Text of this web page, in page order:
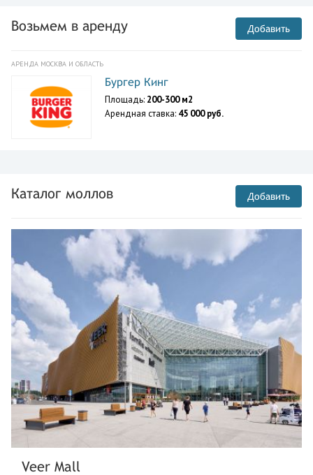
Возьмем в аренду Добавить
АРЕНДА МОСКВА И ОБЛАСТЬ
Бургер Кинг
Площадь: 200-300 м2
Арендная ставка: 45 000 руб.
Каталог моллов Добавить
Veer Mall